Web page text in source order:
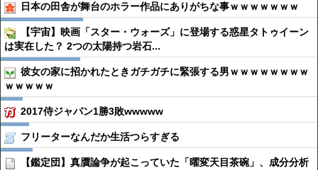
日本の田舎が舞台のホラー作品にありがちな事ｗｗｗｗｗｗｗ
【宇宙】映画「スター・ウォーズ」に登場する惑星タトゥイーン
は実在した？ 2つの太陽持つ岩石...
彼女の家に招かれたときガチガチに緊張する男ｗｗｗｗｗｗｗｗ
ｗｗｗｗｗ
2017侍ジャパン1勝3敗wwwww
フリーターなんだか生活つらすぎる
【鑑定団】真贋論争が起こっていた「曜変天目茶碗」、成分分析